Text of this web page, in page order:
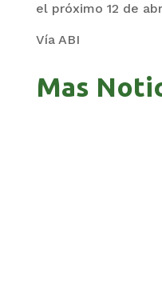
el próximo 12 de
Vía ABI
Mas